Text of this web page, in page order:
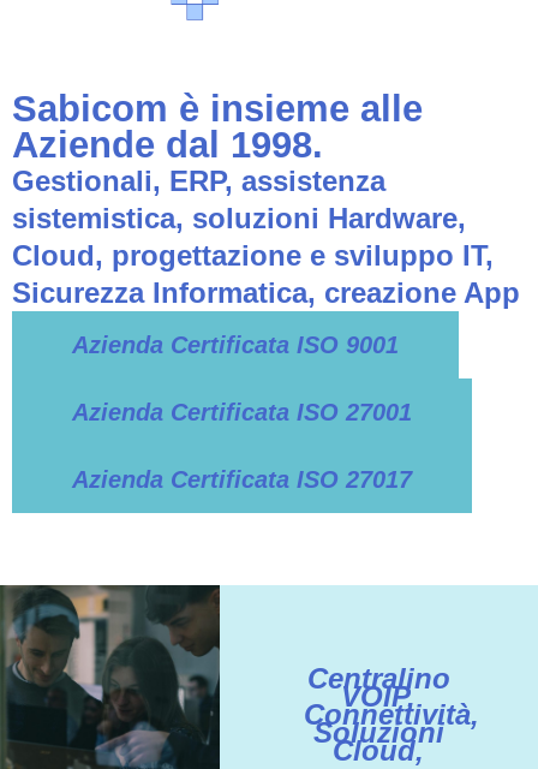
Sabicom è insieme alle
Aziende dal 1998.
Gestionali, ERP, assistenza
sistemistica, soluzioni Hardware,
Cloud, progettazione e sviluppo IT,
Sicurezza Informatica, creazione App
Azienda Certificata ISO 9001
Azienda Certificata ISO 27001
Azienda Certificata ISO 27017
Centralino
VOIP,
Connettività,
Soluzioni
Cloud,